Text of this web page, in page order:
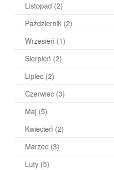
Listopad (2)
Październik (2)
Wrzesień (1)
Sierpień (2)
Lipiec (2)
Czerwiec (3)
Maj (5)
Kwiecień (2)
Marzec (3)
Luty (5)